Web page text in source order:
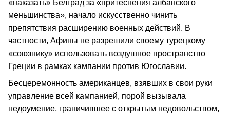
«наказать» Белград за «притеснения албанского
меньшинства», начало искусственно чинить
препятствия расширению военных действий. В
частности, Афины не разрешили своему турецкому
«союзнику» использовать воздушное пространство
Греции в рамках кампании против Югославии.
Бесцеремонность американцев, взявших в свои руки
управление всей кампанией, порой вызывала
недоумение, граничившее с открытым недовольством,